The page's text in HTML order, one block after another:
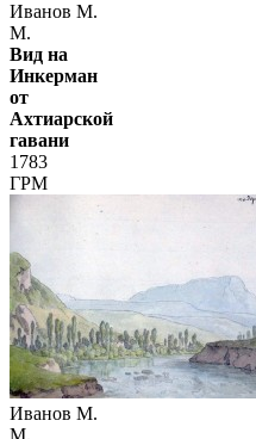
Иванов М.
М.
Вид на
Инкерман
от
Ахтиарской
гавани
1783
ГРМ
Иванов М.